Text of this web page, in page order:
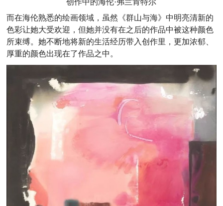
创作中的海伦·弗兰肯特尔
而在海伦熟悉的绘画领域，虽然《群山与海》中明亮清新的
色彩让她大受欢迎，但她并没有在之后的作品中被这种颜色
所束缚。她不断地将新的生活经历带入创作里，更加浓郁、
厚重的颜色出现在了作品之中。